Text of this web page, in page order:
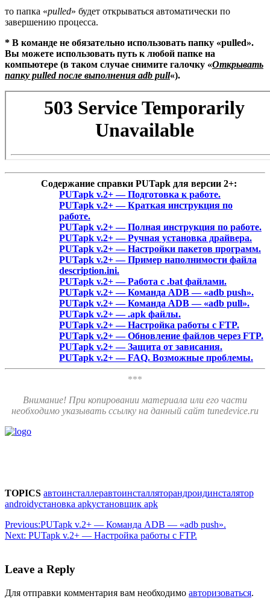
то папка «pulled» будет открываться автоматически по
завершению процесса.
* В команде не обязательно использовать папку «pulled».
Вы можете использовать путь к любой папке на
компьютере (в таком случае снимите галочку «Открывать
папку pulled после выполнения adb pull«).
Содержание справки PUTapk для версии 2+:
PUTapk v.2+ — Подготовка к работе.
PUTapk v.2+ — Краткая инструкция по
работе.
PUTapk v.2+ — Полная инструкция по работе.
PUTapk v.2+ — Ручная установка драйвера.
PUTapk v.2+ — Настройки пакетов программ.
PUTapk v.2+ — Пример наполнимости файла
description.ini.
PUTapk v.2+ — Работа с .bat файлами.
PUTapk v.2+ — Команда ADB — «adb push».
PUTapk v.2+ — Команда ADB — «adb pull».
PUTapk v.2+ — .apk файлы.
PUTapk v.2+ — Настройка работы с FTP.
PUTapk v.2+ — Обновление файлов через FTP.
PUTapk v.2+ — Защита от зависания.
PUTapk v.2+ — FAQ. Возможные проблемы.
***
Внимание! При копировании материала или его части
необходимо указывать ссылку на данный сайт tunedevice.ru
TOPICS автоинсталлеравтоинсталляторандроидинсталятор
androidустановка apkустановщик apk
Previous:PUTapk v.2+ — Команда ADB — «adb push».
Next: PUTapk v.2+ — Настройка работы с FTP.
Leave a Reply
Для отправки комментария вам необходимо авторизоваться.